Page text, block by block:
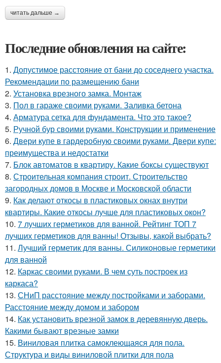
читать дальше →
Последние обновления на сайте:
1. Допустимое расстояние от бани до соседнего участка.
Рекомендации по размещению бани
2. Установка врезного замка. Монтаж
3. Пол в гараже своими руками. Заливка бетона
4. Арматура сетка для фундамента. Что это такое?
5. Ручной бур своими руками. Конструкции и применение
6. Двери купе в гардеробную своими руками. Двери купе:
преимущества и недостатки
7. Блок автоматов в квартиру. Какие боксы существуют
8. Строительная компания строит. Строительство
загородных домов в Москве и Московской области
9. Как делают откосы в пластиковых окнах внутри
квартиры. Какие откосы лучше для пластиковых окон?
10. 7 лучших герметиков для ванной. Рейтинг ТОП 7
лучших герметиков для ванны! Отзывы, какой выбрать?
11. Лучший герметик для ванны. Силиконовые герметики
для ванной
12. Каркас своими руками. В чем суть построек из
каркаса?
13. СНиП расстояние между постройками и заборами.
Расстояние между домом и забором
14. Как установить врезной замок в деревянную дверь.
Какими бывают врезные замки
15. Виниловая плитка самоклеющаяся для пола.
Структура и виды виниловой плитки для пола